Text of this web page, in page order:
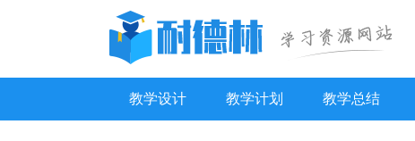
教学设计 教学计划 教学总结